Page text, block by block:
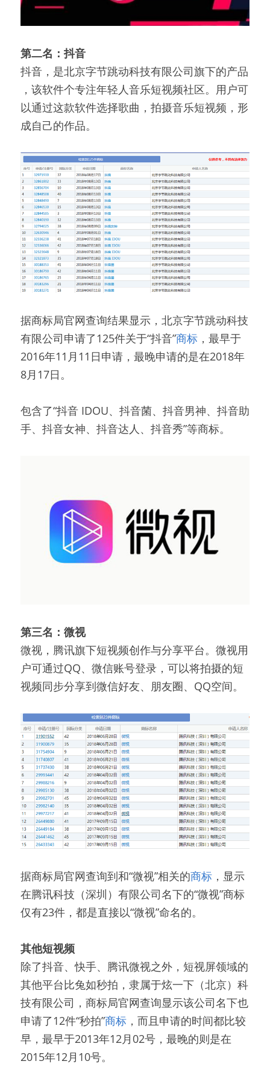
第二名：抖音
抖音，是北京字节跳动科技有限公司旗下的产品
，该软件个专注年轻人音乐短视频社区。用户可
以通过这款软件选择歌曲，拍摄音乐短视频，形
成自己的作品。
据商标局官网查询结果显示，北京字节跳动科技
有限公司申请了125件关于“抖音”商标 ，最早于
2016年11月11日申请，最晚申请的是在2018年
8月17日。
包含了“抖音 IDOU、抖音菌、抖音男神、抖音助
手、抖音女神、抖音达人、抖音秀”等商标。
第三名：微视
微视，腾讯旗下短视频创作与分享平台。微视用
户可通过QQ、微信账号登录，可以将拍摄的短
视频同步分享到微信好友、朋友圈、QQ空间。
据商标局官网查询到和“微视”相关的商标 ，显示
在腾讯科技（深圳）有限公司名下的“微视”商标
仅有23件，都是直接以“微视”命名的。
其他短视频
除了抖音、快手、腾讯微视之外，短视屏领域的
其他平台比兔如秒拍，隶属于炫一下（北京）科
技有限公司，商标局官网查询显示该公司名下也
申请了12件“秒拍”商标 ，而且申请的时间都比较
早，最早于2013年12月02号，最晚的则是在
2015年12月10号。